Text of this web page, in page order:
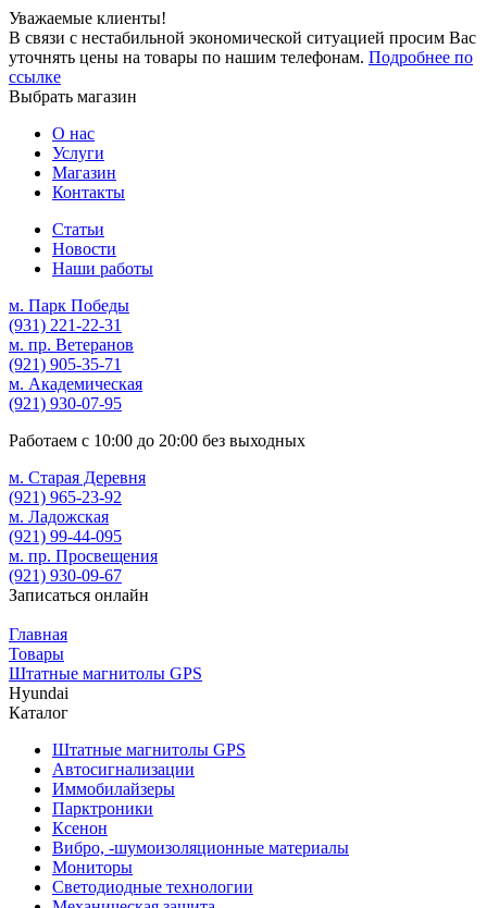
Уважаемые клиенты!
В связи с нестабильной экономической ситуацией просим Вас
уточнять цены на товары по нашим телефонам. Подробнее по
ссылке
Выбрать магазин
О нас
Услуги
Магазин
Контакты
Статьи
Новости
Наши работы
м. Парк Победы
(931) 221-22-31
м. пр. Ветеранов
(921) 905-35-71
м. Академическая
(921) 930-07-95
Работаем с 10:00 до 20:00 без выходных
м. Старая Деревня
(921) 965-23-92
м. Ладожская
(921) 99-44-095
м. пр. Просвещения
(921) 930-09-67
Записаться онлайн
Главная
Товары
Штатные магнитолы GPS
Hyundai
Каталог
Штатные магнитолы GPS
Автосигнализации
Иммобилайзеры
Парктроники
Ксенон
Вибро, -шумоизоляционные материалы
Мониторы
Светодиодные технологии